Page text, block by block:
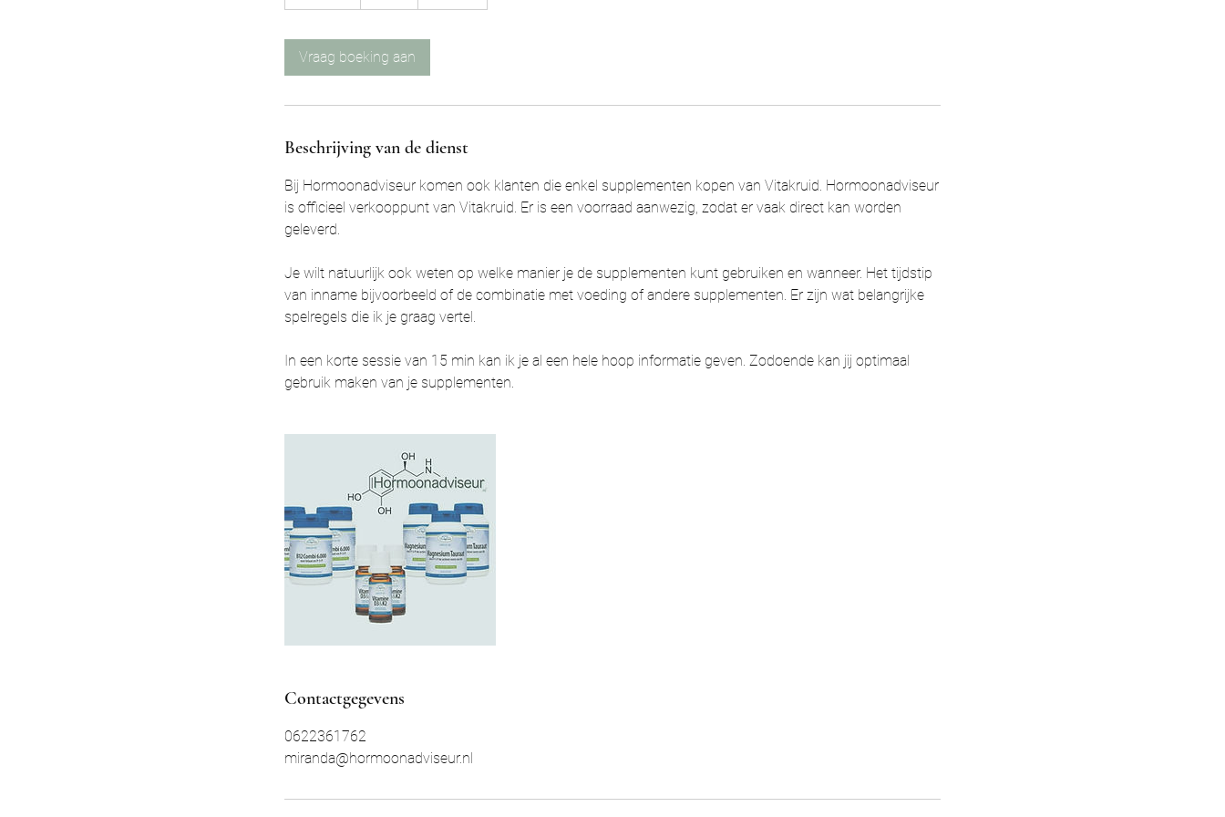
Vraag boeking aan
Beschrijving van de dienst
Bij Hormoonadviseur komen ook klanten die enkel supplementen kopen van Vitakruid. Hormoonadviseur
is officieel verkooppunt van Vitakruid. Er is een voorraad aanwezig, zodat er vaak direct kan worden
geleverd.
Je wilt natuurlijk ook weten op welke manier je de supplementen kunt gebruiken en wanneer. Het tijdstip
van inname bijvoorbeeld of de combinatie met voeding of andere supplementen. Er zijn wat belangrijke
spelregels die ik je graag vertel.
In een korte sessie van 15 min kan ik je al een hele hoop informatie geven. Zodoende kan jij optimaal
gebruik maken van je supplementen.
Contactgegevens
0622361762
miranda@hormoonadviseur.nl